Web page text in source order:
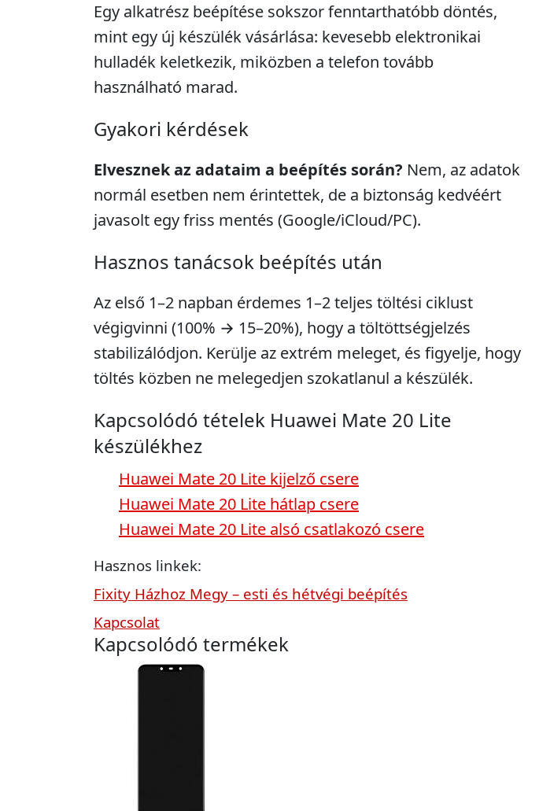
Egy alkatrész beépítése sokszor fenntarthatóbb döntés,
mint egy új készülék vásárlása: kevesebb elektronikai
hulladék keletkezik, miközben a telefon tovább
használható marad.
Gyakori kérdések
Elvesznek az adataim a beépítés során? Nem, az adatok
normál esetben nem érintettek, de a biztonság kedvéért
javasolt egy friss mentés (Google/iCloud/PC).
Hasznos tanácsok beépítés után
Az első 1–2 napban érdemes 1–2 teljes töltési ciklust
végigvinni (100% → 15–20%), hogy a töltöttségjelzés
stabilizálódjon. Kerülje az extrém meleget, és figyelje, hogy
töltés közben ne melegedjen szokatlanul a készülék.
Kapcsolódó tételek Huawei Mate 20 Lite
készülékhez
Huawei Mate 20 Lite kijelző csere
Huawei Mate 20 Lite hátlap csere
Huawei Mate 20 Lite alsó csatlakozó csere
Hasznos linkek:
Fixity Házhoz Megy – esti és hétvégi beépítés
Kapcsolat
Kapcsolódó termékek